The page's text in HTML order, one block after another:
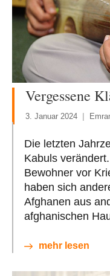
Vergessene
3. Januar 2024
Die letzten
Kabuls
Bewohner vor
haben sich
Afghanen aus
afghanischen
mehr lesen